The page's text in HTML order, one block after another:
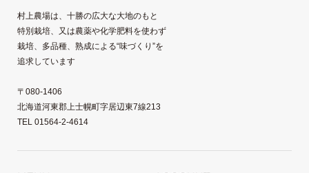
村上農場は、十勝の広大な大地のもと
特別栽培、又は農薬や化学肥料を使わず
栽培、多品種、熟成による“味づくり”を
追求しています
〒080-1406
北海道河東郡上士幌町字居辺東7線213
TEL 01564-2-4614